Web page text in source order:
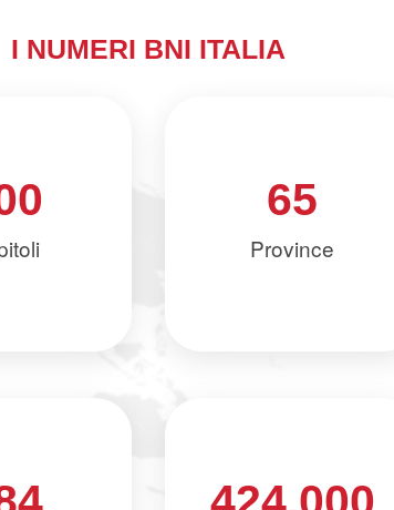
I NUMERI BNI ITALIA
65
Province